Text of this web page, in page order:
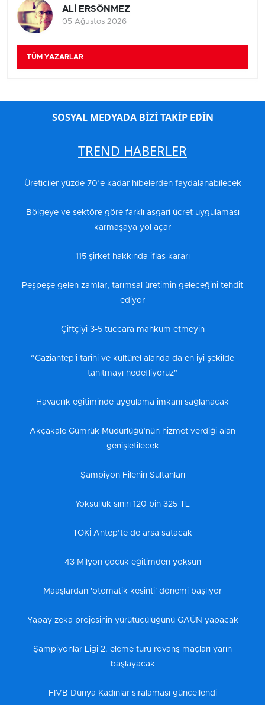
ALİ ERSÖNMEZ
05 Ağustos 2026
TÜM YAZARLAR
SOSYAL MEDYADA BİZİ TAKİP EDİN
TREND HABERLER
Üreticiler yüzde 70’e kadar hibelerden faydalanabilecek
Bölgeye ve sektöre göre farklı asgari ücret uygulaması
karmaşaya yol açar
115 şirket hakkında iflas kararı
Peşpeşe gelen zamlar, tarımsal üretimin geleceğini tehdit
ediyor
Çiftçiyi 3-5 tüccara mahkum etmeyin
“Gaziantep'i tarihi ve kültürel alanda da en iyi şekilde
tanıtmayı hedefliyoruz"
Havacılık eğitiminde uygulama imkanı sağlanacak
Akçakale Gümrük Müdürlüğü’nün hizmet verdiği alan
genişletilecek
Şampiyon Filenin Sultanları
Yoksulluk sınırı 120 bin 325 TL
TOKİ Antep’te de arsa satacak
43 Milyon çocuk eğitimden yoksun
Maaşlardan 'otomatik kesinti' dönemi başlıyor
Yapay zeka projesinin yürütücülüğünü GAÜN yapacak
Şampiyonlar Ligi 2. eleme turu rövanş maçları yarın
başlayacak
FIVB Dünya Kadınlar sıralaması güncellendi